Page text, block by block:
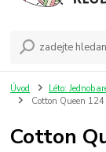
Úvod Léto:
Cotton Queen 124
Cotton